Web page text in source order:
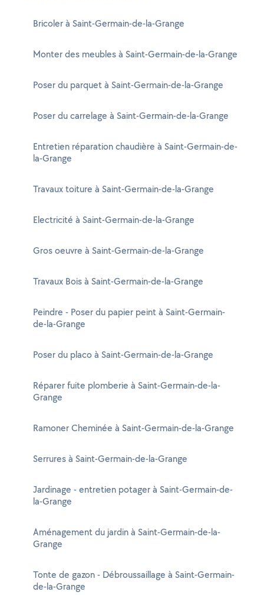
Bricoler à Saint-Germain-de-la-Grange
Monter des meubles à Saint-Germain-de-la-Grange
Poser du parquet à Saint-Germain-de-la-Grange
Poser du carrelage à Saint-Germain-de-la-Grange
Entretien réparation chaudière à Saint-Germain-de-
la-Grange
Travaux toiture à Saint-Germain-de-la-Grange
Electricité à Saint-Germain-de-la-Grange
Gros oeuvre à Saint-Germain-de-la-Grange
Travaux Bois à Saint-Germain-de-la-Grange
Peindre - Poser du papier peint à Saint-Germain-
de-la-Grange
Poser du placo à Saint-Germain-de-la-Grange
Réparer fuite plomberie à Saint-Germain-de-la-
Grange
Ramoner Cheminée à Saint-Germain-de-la-Grange
Serrures à Saint-Germain-de-la-Grange
Jardinage - entretien potager à Saint-Germain-de-
la-Grange
Aménagement du jardin à Saint-Germain-de-la-
Grange
Tonte de gazon - Débroussaillage à Saint-Germain-
de-la-Grange